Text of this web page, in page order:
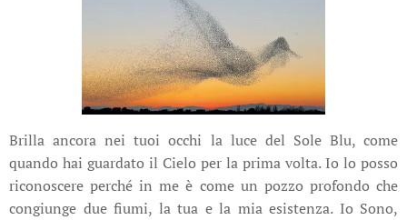
Brilla ancora nei tuoi occhi la luce del Sole Blu, come
quando hai guardato il Cielo per la prima volta. Io lo posso
riconoscere perché in me è come un pozzo profondo che
congiunge due fiumi, la tua e la mia esistenza. Io Sono,